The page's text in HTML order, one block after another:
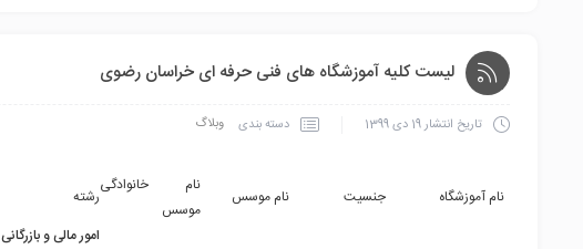
لیست کلیه آموزشگاه های فنی حرفه ای خراسان رضوی
تاریخ انتشار19 دی 1399 دسته بندی وبلاگ
نام آموزشگاه جنسیت نام موسس
نام خانوادگی
موسس
رشته
امور مالی و بازرگانی